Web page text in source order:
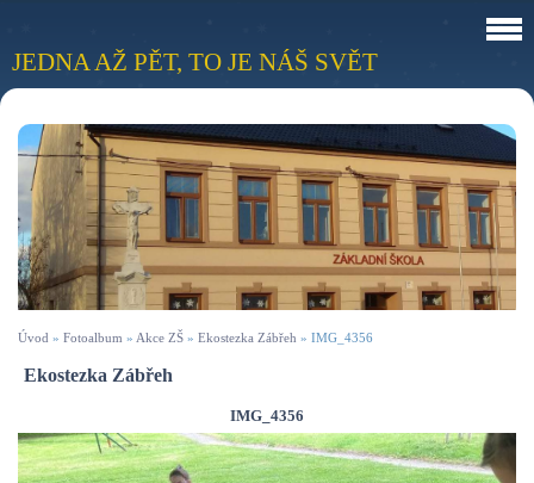
JEDNA AŽ PĚT, TO JE NÁŠ SVĚT
Úvod » Fotoalbum » Akce ZŠ » Ekostezka Zábřeh » IMG_4356
Ekostezka Zábřeh
IMG_4356